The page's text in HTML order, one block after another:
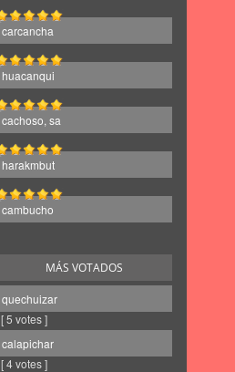
carcancha
huacanqui
cachoso, sa
harakmbut
cambucho
MÁS VOTADOS
quechuizar
[ 5 votes ]
calapichar
[ 4 votes ]